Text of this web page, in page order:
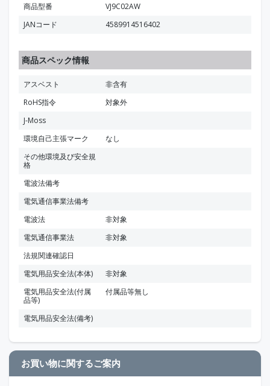
商品型番
VJ9C02AW
JANコード
4589914516402
商品スペック情報
アスベスト
非含有
RoHS指令
対象外
J-Moss
環境自己主張マーク
なし
その他環境及び安全規
格
電波法備考
電気通信事業法備考
電波法
非対象
電気通信事業法
非対象
法規関連確認日
電気用品安全法(本体)
非対象
電気用品安全法(付属
品等)
付属品等無し
電気用品安全法(備考)
お買い物に関するご案内